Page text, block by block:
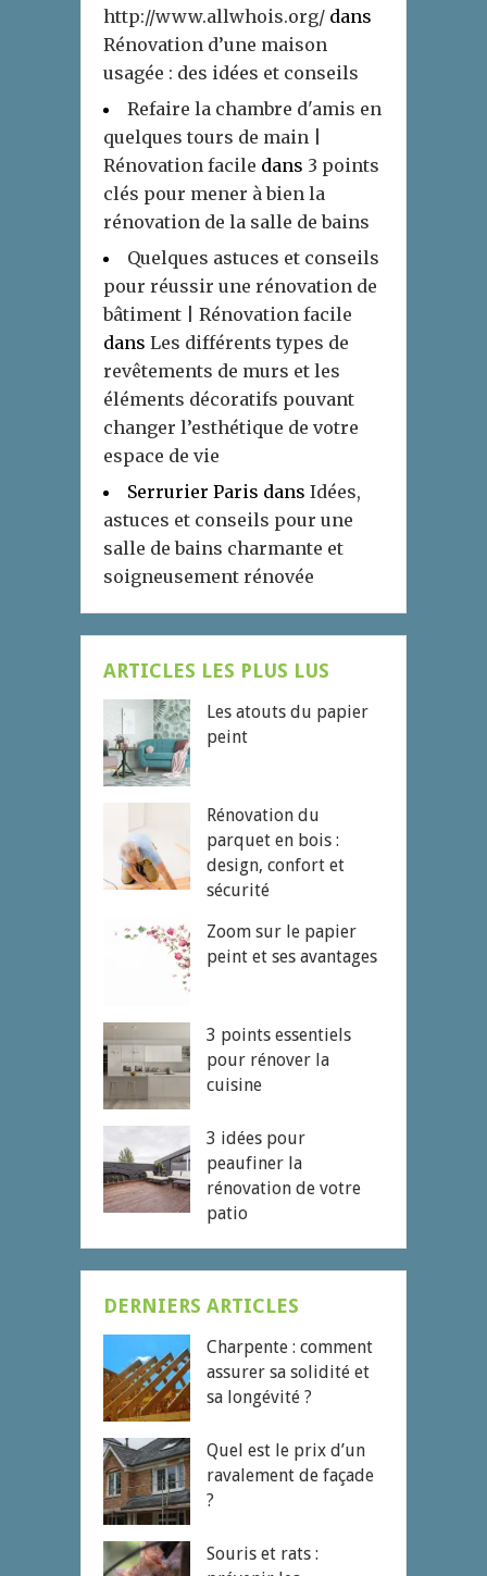
http://www.allwhois.org/ dans
Rénovation d’une maison
usagée : des idées et conseils
Refaire la chambre d'amis en
quelques tours de main |
Rénovation facile dans 3 points
clés pour mener à bien la
rénovation de la salle de bains
Quelques astuces et conseils
pour réussir une rénovation de
bâtiment | Rénovation facile
dans Les différents types de
revêtements de murs et les
éléments décoratifs pouvant
changer l’esthétique de votre
espace de vie
Serrurier Paris dans Idées,
astuces et conseils pour une
salle de bains charmante et
soigneusement rénovée
ARTICLES LES PLUS LUS
Les atouts du papier
peint
Rénovation du
parquet en bois :
design, confort et
sécurité
Zoom sur le papier
peint et ses avantages
3 points essentiels
pour rénover la
cuisine
3 idées pour
peaufiner la
rénovation de votre
patio
DERNIERS ARTICLES
Charpente : comment
assurer sa solidité et
sa longévité ?
Quel est le prix d’un
ravalement de façade
?
Souris et rats :